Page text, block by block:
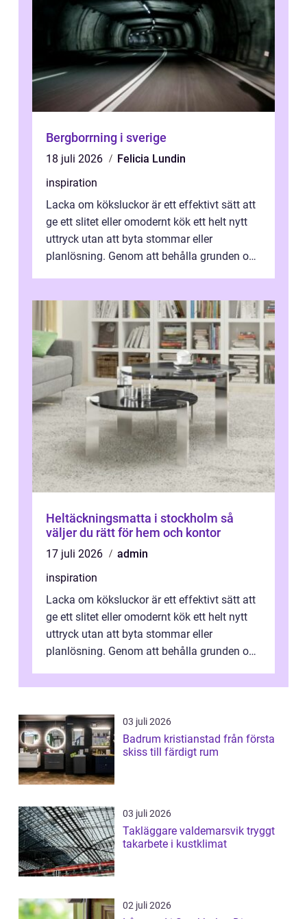
Bergborrning i sverige
18 juli 2026
Felicia Lundin
inspiration
Lacka om köksluckor är ett effektivt sätt att
ge ett slitet eller omodernt kök ett helt nytt
uttryck utan att byta stommar eller
planlösning. Genom att behålla grunden och
Heltäckningsmatta i stockholm så
väljer du rätt för hem och kontor
17 juli 2026
admin
inspiration
Lacka om köksluckor är ett effektivt sätt att
ge ett slitet eller omodernt kök ett helt nytt
uttryck utan att byta stommar eller
planlösning. Genom att behålla grunden och
03 juli 2026
Badrum kristianstad från första
skiss till färdigt rum
03 juli 2026
Takläggare valdemarsvik tryggt
takarbete i kustklimat
02 juli 2026